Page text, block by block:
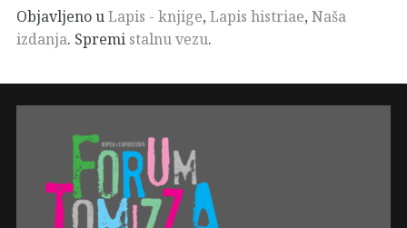
Objavljeno uLapis - knjige, Lapis histriae, Naša
izdanja. Spremi stalnu vezu.